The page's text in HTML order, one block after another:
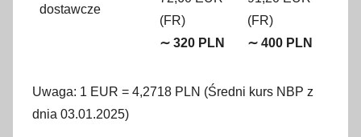
dostawcze
(FR)
∼ 320 PLN
(FR)
∼ 400 PLN
Uwaga: 1 EUR = 4,2718 PLN (Średni kurs NBP z
dnia 03.01.2025)